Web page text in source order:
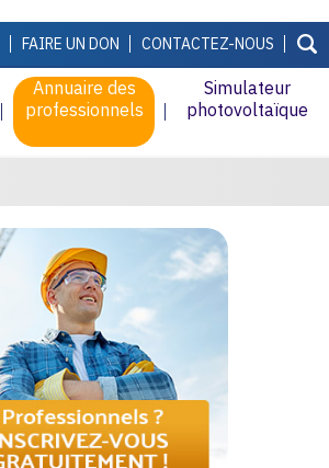
FAIRE UN DON CONTACTEZ-NOUS
Annuaire des
professionnels
Simulateur
photovoltaïque